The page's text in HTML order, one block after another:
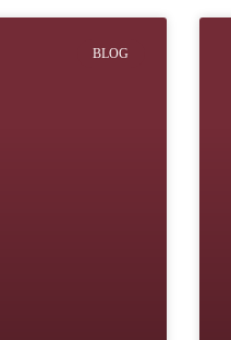
BLOG